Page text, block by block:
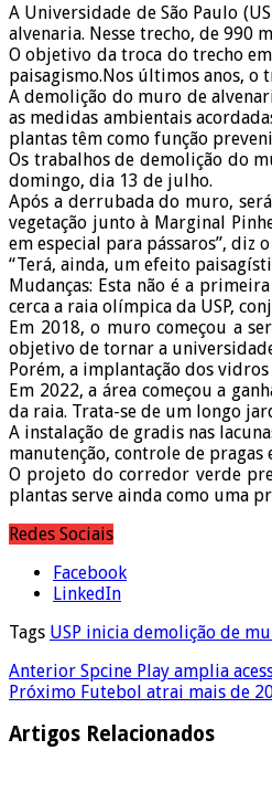
A Universidade de São Paulo
alvenaria. Nesse trecho, de 990
O objetivo da troca do trecho
paisagismo.Nos últimos anos,
A demolição do muro de
as medidas ambientais
plantas têm como função
Os trabalhos de demolição do
domingo, dia 13 de julho.
Após a derrubada do muro,
vegetação junto à Marginal
em especial para pássaros”, diz
“Terá, ainda, um efeito
Mudanças: Esta não é a
cerca a raia olímpica da USP,
Em 2018, o muro começou a
objetivo de tornar a
Porém, a implantação dos
Em 2022, a área começou a
da raia. Trata-se de um longo
A instalação de gradis nas
manutenção, controle de pragas
O projeto do corredor verde
plantas serve ainda como uma
Redes Sociais
Facebook
LinkedIn
Tags USP inicia demolição de
Anterior Spcine Play amplia
Próximo Futebol atrai mais de
Artigos Relacionados